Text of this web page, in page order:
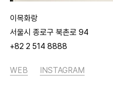
이목화랑
서울시 종로구 북촌로 94
+82 2 514 8888
WEB INSTAGRAM